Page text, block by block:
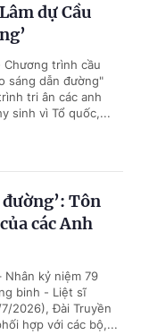
dự Cầu
trình cầu
sáng dẫn đường"
tri ân các anh
sinh vì Tổ quốc,...
Tôn
các Anh
Nhân kỷ niệm 79
binh - Liệt sĩ
2026), Đài Truyền
hợp với các bộ,...